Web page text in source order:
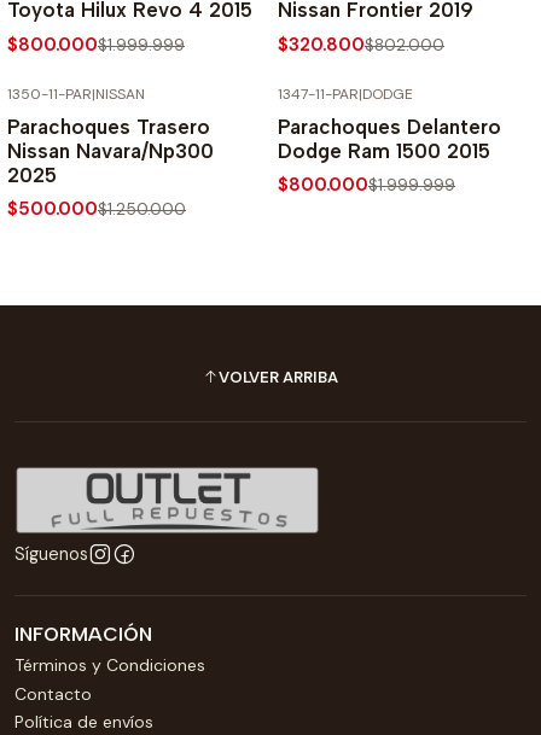
Toyota Hilux Revo 4 2015
$800.000$1.999.999
Nissan Frontier 2019
$320.800$802.000
1350-11-PAR|NISSAN
Parachoques Trasero
Nissan Navara/Np300
2025
$500.000$1.250.000
1347-11-PAR|DODGE
Parachoques Delantero
Dodge Ram 1500 2015
$800.000$1.999.999
VOLVER ARRIBA
Síguenos
INFORMACIÓN
Términos y Condiciones
Contacto
Política de envíos